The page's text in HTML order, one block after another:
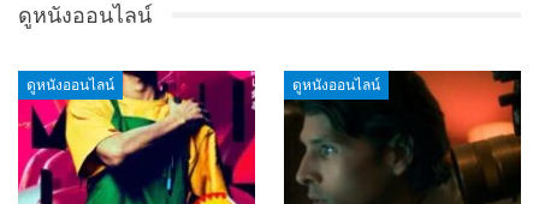
ดูหนังออนไลน์
ดูหนังออนไลน์ ดูหนังออนไลน์